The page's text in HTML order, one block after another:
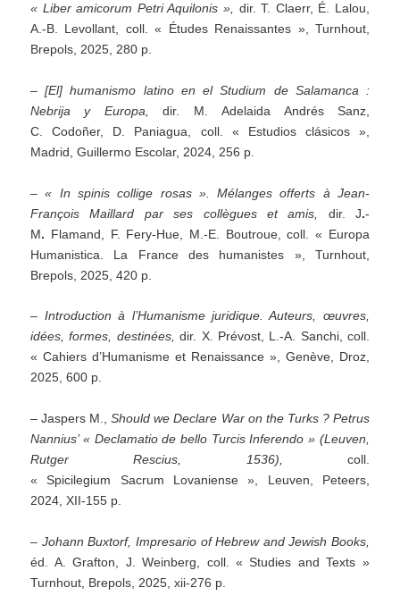
« Liber amicorum Petri Aquilonis »,
dir. T. Claerr, É. Lalou,
A.-B. Levollant, coll. « Études Renaissantes », Turnhout,
Brepols, 2025, 280 p.
–[El] humanismo latino en el Studium de Salamanca
:
Nebrija y Europa
dir. M. Adelaida Andrés Sanz,
C. Codoñer, D. Paniagua, coll. « Estudios clásicos »,
Madrid, Guillermo Escolar, 2024, 256 p.
–« In spinis collige rosas ». Mélanges offerts à Jean-
François Maillard par ses collègues et amis,
dir. J.-
M. Flamand, F. Fery-Hue, M.-E. Boutroue, coll. « Europa
Humanistica. La France des humanistes », Turnhout,
Brepols, 2025, 420 p.
– Introduction à l’Humanisme juridique. Auteurs, œuvres,
idées, formes, destinées, dir. X. Prévost, L.-A. Sanchi, coll.
« Cahiers d’Humanisme et Renaissance », Genève, Droz,
2025, 600 p.
– Jaspers M.,Should we Declare War on the Turks ? Petrus
Nannius’ « Declamatio de bello Turcis Inferendo » (Leuven,
Rutger Rescius, 1536),
coll.
« Spicilegium Sacrum Lovaniense », Leuven, Peteers,
2024, XII-155 p.
– Johann Buxtorf, Impresario of Hebrew and Jewish Books,
éd. A. Grafton, J. Weinberg, coll. « Studies and Texts »
Turnhout, Brepols, 2025, xii-276 p.